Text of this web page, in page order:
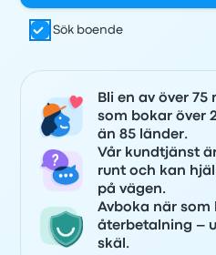
Sök boende
Bli en av över
som bokar över
än 85 länder.
Vår kundtjänst
runt och kan
på vägen.
Avboka när som
återbetalning –
skäl.